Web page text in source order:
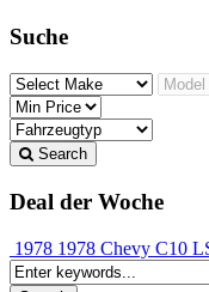
Suche
Search
Deal der Woche
1978 1978 Chevy C10